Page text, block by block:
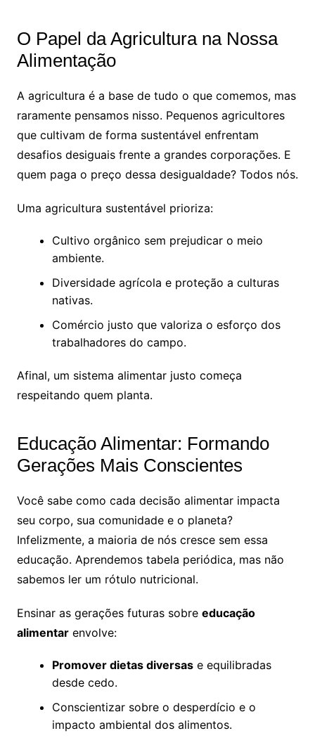
O Papel da Agricultura na Nossa
Alimentação
A agricultura é a base de tudo o que comemos, mas
raramente pensamos nisso. Pequenos agricultores
que cultivam de forma sustentável enfrentam
desafios desiguais frente a grandes corporações. E
quem paga o preço dessa desigualdade? Todos nós.
Uma agricultura sustentável prioriza:
Cultivo orgânico sem prejudicar o meio
ambiente.
Diversidade agrícola e proteção a culturas
nativas.
Comércio justo que valoriza o esforço dos
trabalhadores do campo.
Afinal, um sistema alimentar justo começa
respeitando quem planta.
Educação Alimentar: Formando
Gerações Mais Conscientes
Você sabe como cada decisão alimentar impacta
seu corpo, sua comunidade e o planeta?
Infelizmente, a maioria de nós cresce sem essa
educação. Aprendemos tabela periódica, mas não
sabemos ler um rótulo nutricional.
Ensinar as gerações futuras sobre educação
alimentarenvolve:
Promover dietas diversase equilibradas
desde cedo.
Conscientizar sobre o desperdício e o
impacto ambiental dos alimentos.